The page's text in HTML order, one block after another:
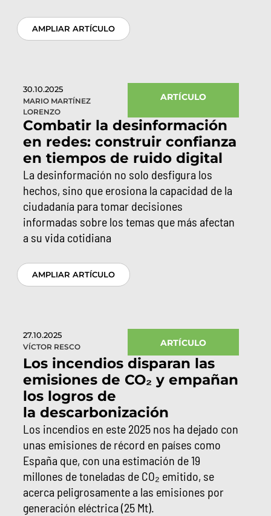
AMPLIAR ARTÍCULO
30.10.2025
MARIO MARTÍNEZ
LORENZO
ARTÍCULO
Combatir la desinformación
en redes: construir confianza
en tiempos de ruido digital
La desinformación no solo desfigura los
hechos, sino que erosiona la capacidad de la
ciudadanía para tomar decisiones
informadas sobre los temas que más afectan
a su vida cotidiana
AMPLIAR ARTÍCULO
27.10.2025
VÍCTOR RESCO ARTÍCULO
Los incendios disparan las
emisiones de CO₂ y empañan
los logros de
la descarbonización
Los incendios en este 2025 nos ha dejado con
unas emisiones de récord en países como
España que, con una estimación de 19
millones de toneladas de CO₂ emitido, se
acerca peligrosamente a las emisiones por
generación eléctrica (25 Mt).